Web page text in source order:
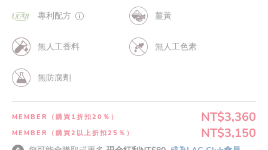
專利配方 薑黃
無人工香料 無人工色素
無防腐劑
MEMBER（購買1折扣20％） NT$3,360
MEMBER（購買2以上折扣25％） NT$3,150